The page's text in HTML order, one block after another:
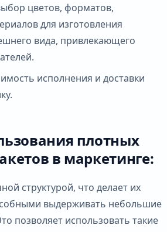
цветов, форматов,
для изготовления
вида, привлекающего
исполнения и доставки
плотных
в маркетинге:
структурой, что делает их
выдерживать небольшие
позволяет использовать такие